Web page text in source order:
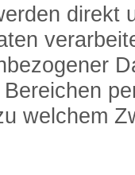
direkt
welchem